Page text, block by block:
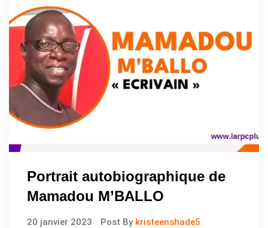
Portrait autobiographique de
Mamadou M’BALLO
20 janvier 2023 Post By kristeenshade5